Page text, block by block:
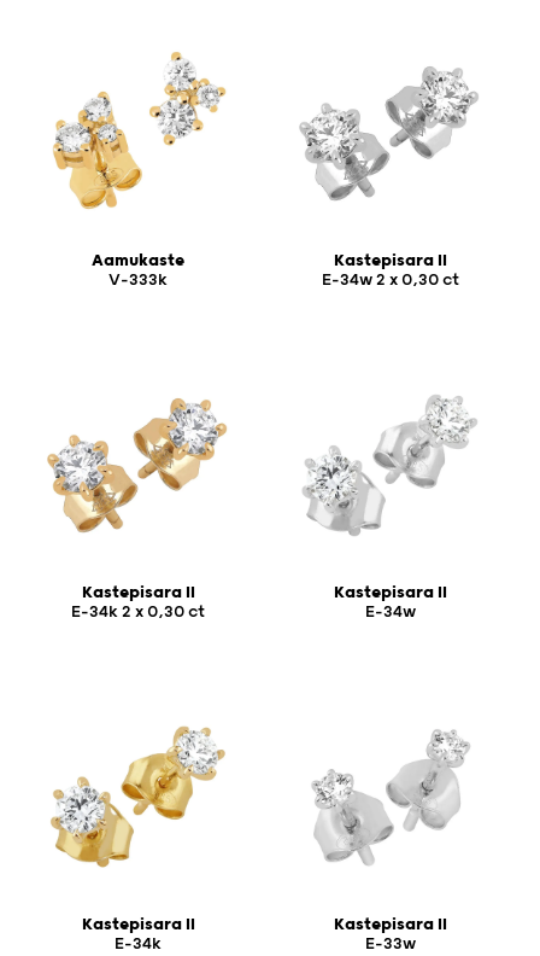
Aamukaste
V-333k
Kastepisara II
E-34w 2 x 0,30 ct
Kastepisara II
E-34k 2 x 0,30 ct
Kastepisara II
E-34w
Kastepisara II
E-34k
Kastepisara II
E-33w